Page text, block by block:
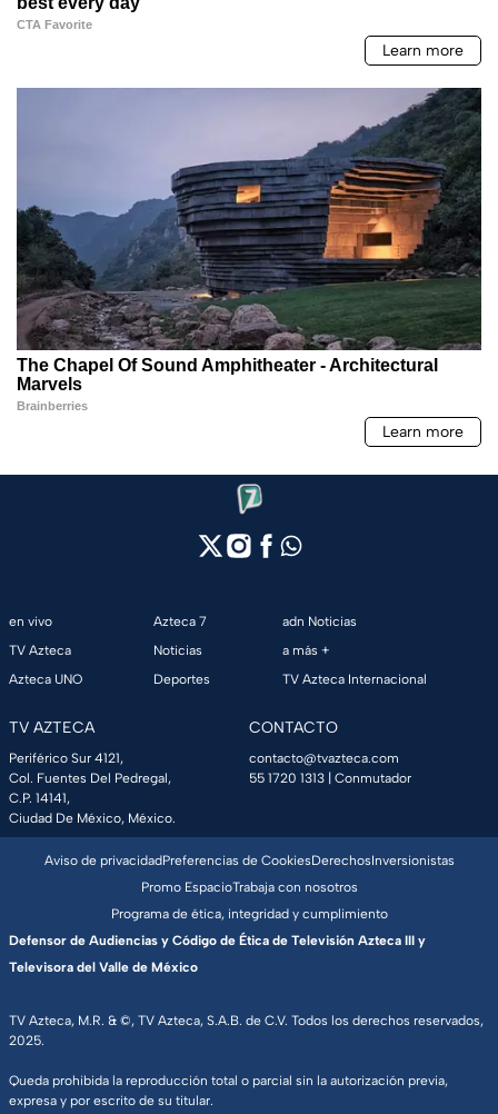
en vivo
TV Azteca
Azteca UNO
Azteca 7
Noticias
Deportes
adn Noticias
a más +
TV Azteca Internacional
TV AZTECA
Periférico Sur 4121,
Col. Fuentes Del Pedregal,
C.P. 14141,
Ciudad De México, México.
CONTACTO
contacto@tvazteca.com
55 1720 1313 | Conmutador
TV Azteca, M.R. & ©, TV Azteca, S.A.B. de C.V. Todos los derechos reservados,
2025.
Queda prohibida la reproducción total o parcial sin la autorización previa,
expresa y por escrito de su titular.
Aviso de privacidadPreferencias de CookiesDerechosInversionistas
Promo EspacioTrabaja con nosotros
Programa de ética, integridad y cumplimiento
Defensor de Audiencias y Código de Ética de Televisión Azteca III y
Televisora del Valle de México